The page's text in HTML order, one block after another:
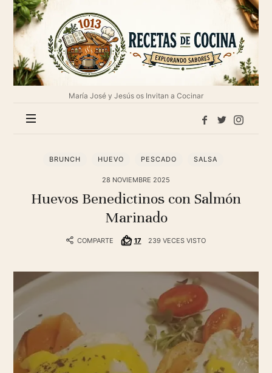
1013
Recetas
de
cocina
María José y Jesús os Invitan a Cocinar
BRUNCH HUEVO PESCADO SALSA
28 NOVIEMBRE 2025
Huevos Benedictinos con Salmón
Marinado
COMPARTE 17 239 VECES VISTO